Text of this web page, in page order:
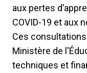
aux pertes
COVID-19 et aux
Ces
Ministère de
techniques et